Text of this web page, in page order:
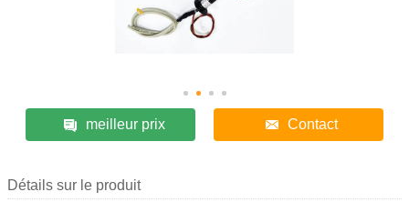
meilleur prix Contact
Détails sur le produit